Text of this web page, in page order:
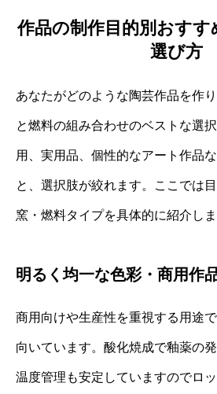
作品の制作目的別おす
選び方
あなたがどのような陶芸作品を作
と燃料の組み合わせのベストな選
用、実用品、個性的なアート作品
と、選択肢が絞れます。ここでは
窯・燃料タイプを具体的に紹介しま
明るく均一な色彩・商用作
商用向けや生産性を重視する用途
向いています。酸化焼成で釉薬の
温度管理も安定していますのでロ